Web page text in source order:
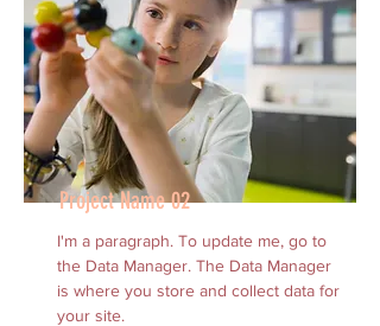
Project Name 02
I'm a paragraph. To update me, go to
the Data Manager. The Data Manager
is where you store and collect data for
your site.